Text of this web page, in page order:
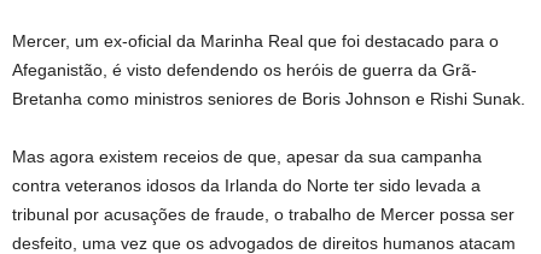
Mercer, um ex-oficial da Marinha Real que foi destacado para o
Afeganistão, é visto defendendo os heróis de guerra da Grã-
Bretanha como ministros seniores de Boris Johnson e Rishi Sunak.
Mas agora existem receios de que, apesar da sua campanha
contra veteranos idosos da Irlanda do Norte ter sido levada a
tribunal por acusações de fraude, o trabalho de Mercer possa ser
desfeito, uma vez que os advogados de direitos humanos atacam